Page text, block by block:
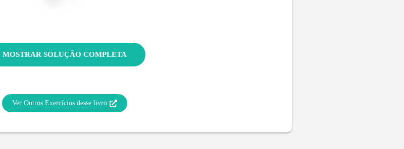
MOSTRAR SOLUÇÃO COMPLETA
Ver Outros Exercícios desse livro